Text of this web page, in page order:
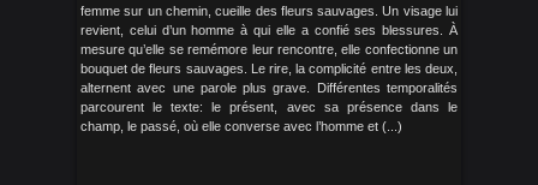
femme sur un chemin, cueille des fleurs sauvages. Un visage lui
revient, celui d’un homme à qui elle a confié ses blessures. À
mesure qu’elle se remémore leur rencontre, elle confectionne un
bouquet de fleurs sauvages. Le rire, la complicité entre les deux,
alternent avec une parole plus grave. Différentes temporalités
parcourent le texte: le présent, avec sa présence dans le
champ, le passé, où elle converse avec l’homme et (...)